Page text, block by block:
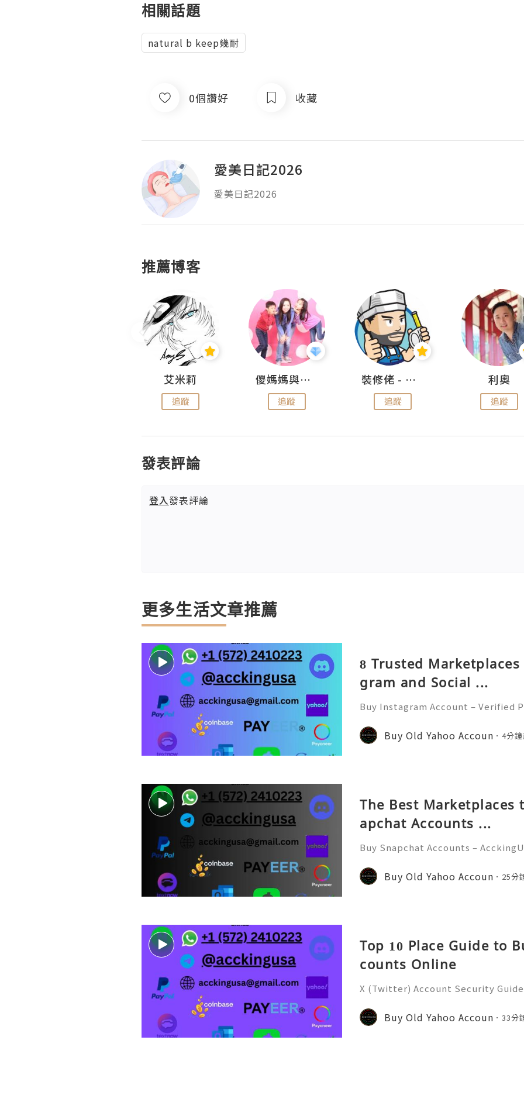
相關話題
natural b keep幾耐
0個讚好 收藏
愛美日記2026
愛美日記2026
推薦博客
艾米莉
追蹤
儍媽媽與兩隻小魔怪之家
追蹤
裝修佬 - 香港一站式網上裝修平台
追蹤
利奧
追蹤
發表評論
登入發表評論
更多生活文章推薦
8 Trusted
gram and Social ...
Buy Instagram Account – Verified
e of the most powerful social
s, influencers, marketer
Buy Old Yahoo Accoun 4分
The Best Marketplaces
apchat Accounts ...
Buy Snapchat Accounts –
nication, branding, and marketing.
at has become one of the most
Buy Old Yahoo Accoun 25分
Top 10 Place Guide to
counts Online
X (Twitter) Account Security
e of the world's most popular
cting millions of use
Buy Old Yahoo Accoun 33分